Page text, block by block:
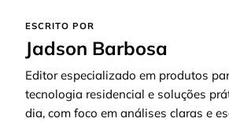
ESCRITO POR
Jadson Barbosa
Editor especializado em produtos
tecnologia residencial e soluções
dia, com foco em análises claras e